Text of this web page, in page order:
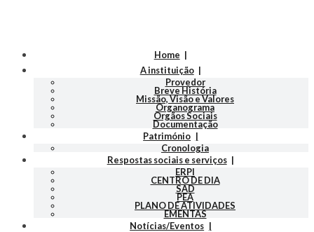
Home
A instituição
Provedor
Breve História
Missão, Visão e Valores
Organograma
Orgãos Sociais
Documentação
Património
Cronologia
Respostas sociais e serviços
ERPI
CENTRO DE DIA
SAD
PEA
PLANO DE ATIVIDADES
EMENTAS
Notícias/Eventos